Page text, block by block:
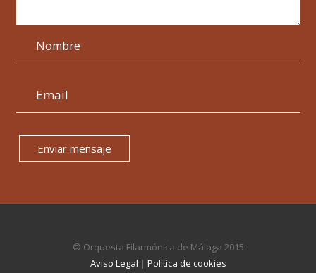
Enviar mensaje
© Orquesta Filarmónica de Málaga 2015
Aviso Legal | Política de cookies